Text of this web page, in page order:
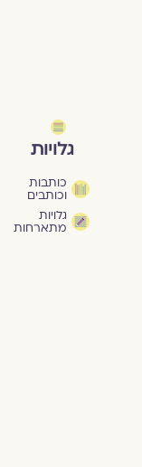
גלויות
כותבות
וכותבים
גלויות
מתארחות